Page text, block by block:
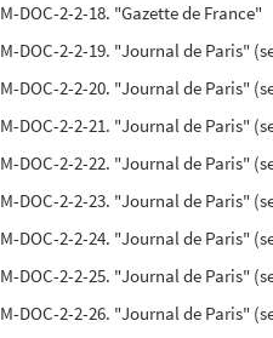
M-DOC-2-2-18. "Gazette de France"
M-DOC-2-2-19. "Journal de Paris"
M-DOC-2-2-20. "Journal de Paris"
M-DOC-2-2-21. "Journal de Paris"
M-DOC-2-2-22. "Journal de Paris"
M-DOC-2-2-23. "Journal de Paris"
M-DOC-2-2-24. "Journal de Paris"
M-DOC-2-2-25. "Journal de Paris"
M-DOC-2-2-26. "Journal de Paris"